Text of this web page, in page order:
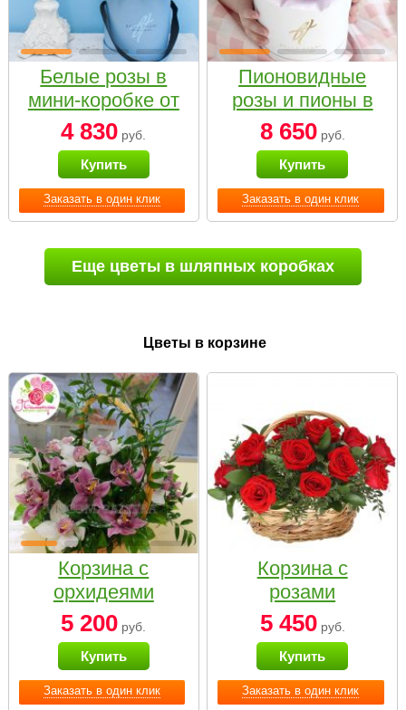
Заказать в один клик
Белые розы в
мини-коробке от
Bella Fiori
4 830 руб.
Купить
Заказать в один клик
Пионовидные
розы и пионы в
белой коробке
Small
8 650руб.
Купить
Еще цветы в шляпных коробках
Цветы в корзине
Заказать в один клик
Корзина с
орхидеями
малая
5 200 руб.
Купить
Заказать в один клик
Корзина с
розами
«Красный
Париж»
5 450руб.
Купить